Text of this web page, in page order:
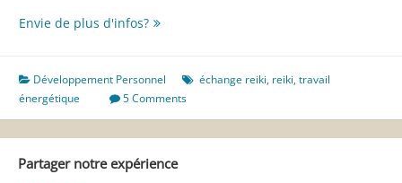
Envie de plus d'infos?La
travail
sur
le
corps
Développement Personnel échange reiki, reiki,travail
énergétique
5 Comments
Partager notre expérience